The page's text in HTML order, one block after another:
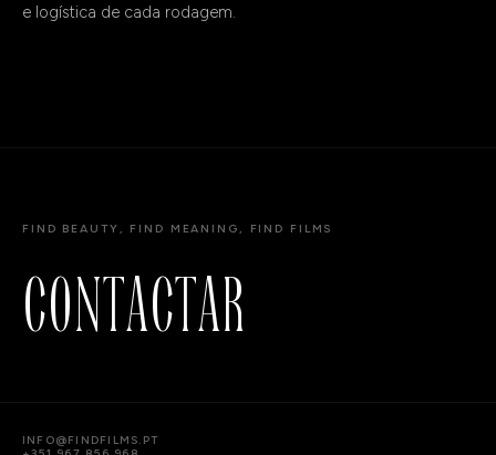
e logística de cada rodagem.
FIND BEAUTY, FIND MEANING, FIND FILMS
CONTACTAR
INFO@FINDFILMS.PT